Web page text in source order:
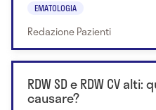
EMATOLOGIA
Redazione Pazienti
RDW SD e RDW CV
causare?